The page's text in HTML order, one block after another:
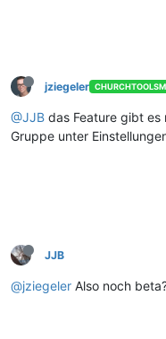
jziegeler
@JJB das Feature gibt es
Gruppe unter
JJB
@jziegeler Also noch